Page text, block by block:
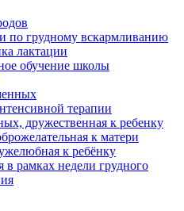
по грудному вскармливанию
лактации
обучение школы
терапии
дружественная к ребенку
к матери
к ребёнку
в рамках недели грудного